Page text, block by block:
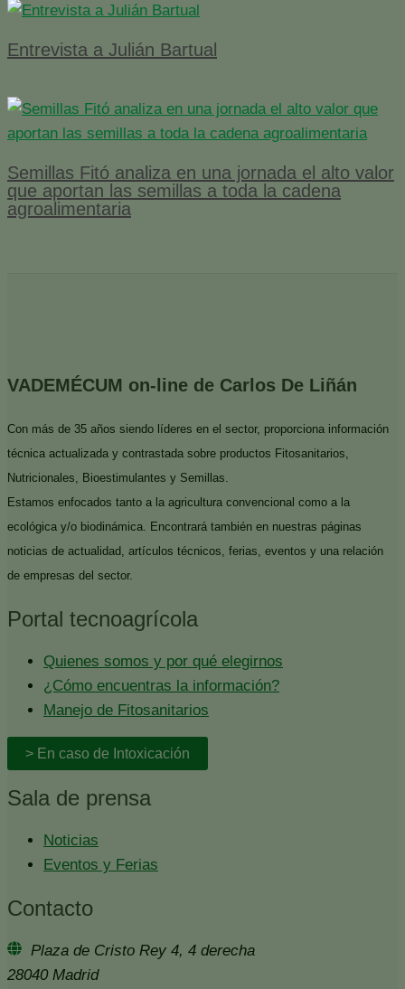
Entrevista a Julián Bartual
Semillas Fitó analiza en una jornada el alto valor
que aportan las semillas a toda la cadena
agroalimentaria
VADEMÉCUM on-line de Carlos De Liñán
Con más de 35 años siendo líderes en el sector, proporciona información
técnica actualizada y contrastada sobre productos Fitosanitarios,
Nutricionales, Bioestimulantes y Semillas.
Estamos enfocados tanto a la agricultura convencional como a la
ecológica y/o biodinámica. Encontrará también en nuestras páginas
noticias de actualidad, artículos técnicos, ferias, eventos y una relación
de empresas del sector.
Portal tecnoagrícola
Quienes somos y por qué elegirnos
¿Cómo encuentras la información?
Manejo de Fitosanitarios
> En caso de Intoxicación
Sala de prensa
Noticias
Eventos y Ferias
Contacto
Plaza de Cristo Rey 4, 4 derecha
28040 Madrid